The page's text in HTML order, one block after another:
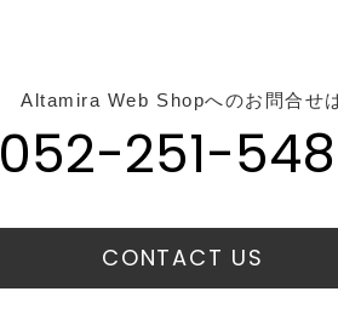
Altamira Web Shopへのお問合せ
052-251-
CONTACT US